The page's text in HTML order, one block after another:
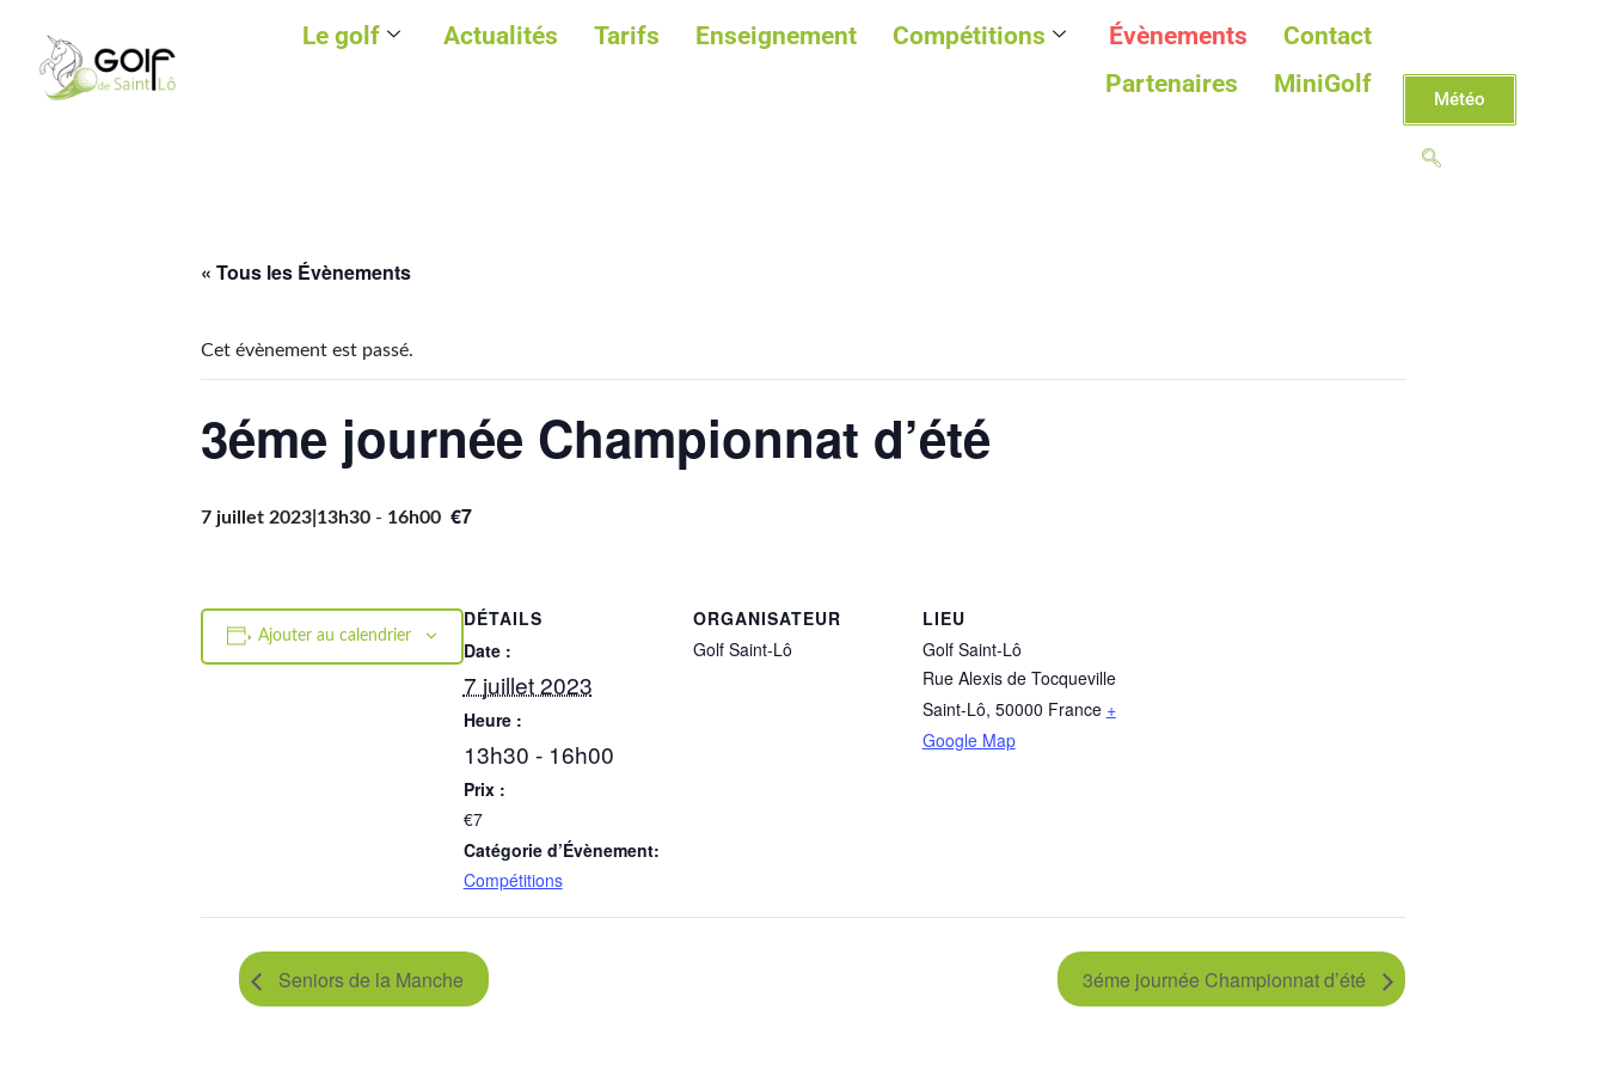
Le golf Actualités Tarifs Enseignement Compétitions Évènements
Contact
Partenaires
MiniGolf
Météo
« Tous les Évènements
Cet évènement est passé.
3éme journée Championnat d’été
7 juillet 2023|13h30 - 16h00 €7
Ajouter au calendrier
DÉTAILS
Date :
7 juillet 2023
Heure :
13h30 - 16h00
Prix :
€7
Catégorie d’Évènement:
Compétitions
ORGANISATEUR
Golf Saint-Lô
LIEU
Golf Saint-Lô
Rue Alexis de Tocqueville
Saint-Lô, 50000 France +
Google Map
Seniors de la Manche 3éme journée Championnat d’été